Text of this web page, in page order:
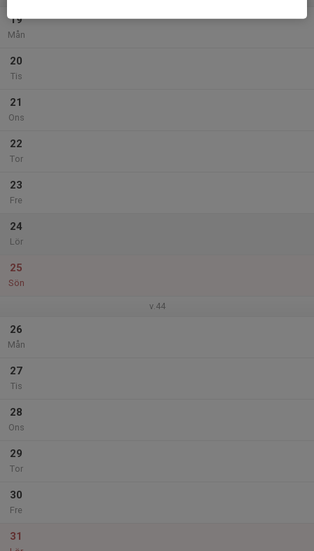
19
Mån
20
Tis
21
Ons
22
Tor
23
Fre
24
Lör
25
Sön
v.44
26
Mån
27
Tis
28
Ons
29
Tor
30
Fre
31